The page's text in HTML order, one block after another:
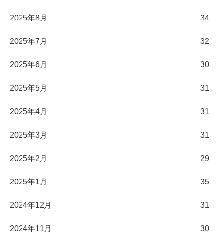
2025年8月 34
2025年7月 32
2025年6月 30
2025年5月 31
2025年4月 31
2025年3月 31
2025年2月 29
2025年1月 35
2024年12月 31
2024年11月 30